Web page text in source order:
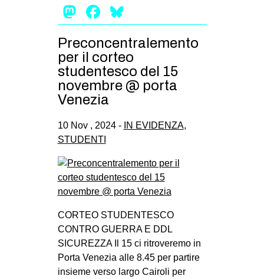
Mastodon
Facebook
Preconcentralemento
per il corteo
studentesco del 15
novembre @ porta
Venezia
10 Nov , 2024 - IN EVIDENZA,
STUDENTI
CORTEO STUDENTESCO
CONTRO GUERRA E DDL
SICUREZZA Il 15 ci ritroveremo in
Porta Venezia alle 8.45 per partire
insieme verso largo Cairoli per